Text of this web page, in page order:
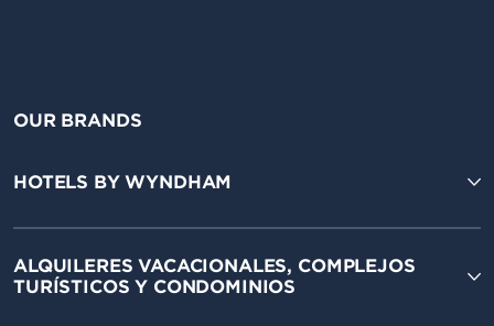
OUR BRANDS
HOTELS BY WYNDHAM
ALQUILERES VACACIONALES, COMPLEJOS
TURÍSTICOS Y CONDOMINIOS